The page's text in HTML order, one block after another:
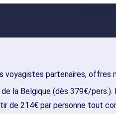
voyagistes partenaires, offres
la Belgique (dès 379€/pers.).
de 214€ par personne tout